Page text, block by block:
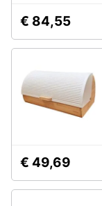
Friggitrice
professionale
Vedi
Elettrodomestici
in
offerta
€ 84,55
€ 49,69